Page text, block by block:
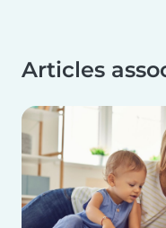
Articles